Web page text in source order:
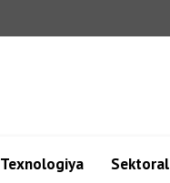
Texnologiya Sektoral